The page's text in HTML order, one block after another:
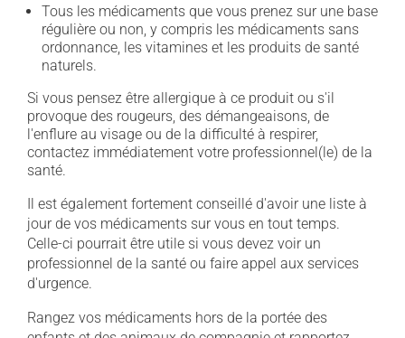
Tous les médicaments que vous prenez sur une base
régulière ou non, y compris les médicaments sans
ordonnance, les vitamines et les produits de santé
naturels.
Si vous pensez être allergique à ce produit ou s'il
provoque des rougeurs, des démangeaisons, de
l'enflure au visage ou de la difficulté à respirer,
contactez immédiatement votre professionnel(le) de la
santé.
Il est également fortement conseillé d'avoir une liste à
jour de vos médicaments sur vous en tout temps.
Celle-ci pourrait être utile si vous devez voir un
professionnel de la santé ou faire appel aux services
d'urgence.
Rangez vos médicaments hors de la portée des